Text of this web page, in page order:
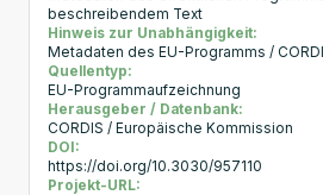
beschreibendem Text
Hinweis zur Unabhängigkeit:
Metadaten des EU-Programms /
Quellentyp:
EU-Programmaufzeichnung
Herausgeber / Datenbank:
CORDIS / Europäische Kommission
DOI:
https://doi.org/10.3030/957110
Projekt-URL: